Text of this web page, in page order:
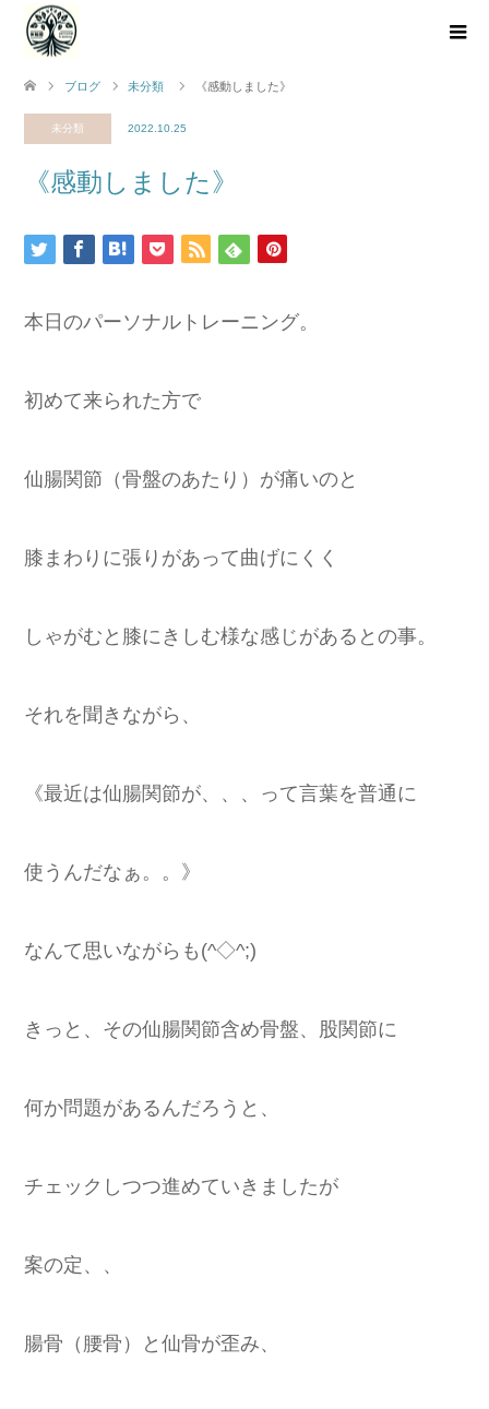
ブログ 未分類 《感動しました》
未分類 2022.10.25
《感動しました》
本日のパーソナルトレーニング。
初めて来られた方で
仙腸関節（骨盤のあたり）が痛いのと
膝まわりに張りがあって曲げにくく
しゃがむと膝にきしむ様な感じがあるとの事。
それを聞きながら、
《最近は仙腸関節が、、、って言葉を普通に
使うんだなぁ。。》
なんて思いながらも(^◇^;)
きっと、その仙腸関節含め骨盤、股関節に
何か問題があるんだろうと、
チェックしつつ進めていきましたが
案の定、、
腸骨（腰骨）と仙骨が歪み、